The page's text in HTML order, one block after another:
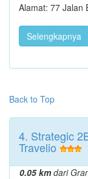
Alamat: 77 Jalan
Selengkapnya
Back to Top
4. Strategic
Travelio
0.05 kmdari